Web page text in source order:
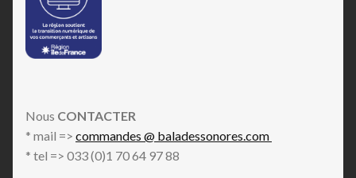
Nous CONTACTER
* mail => commandes @ baladessonores.com
* tel => 033 (0)1 70 64 97 88